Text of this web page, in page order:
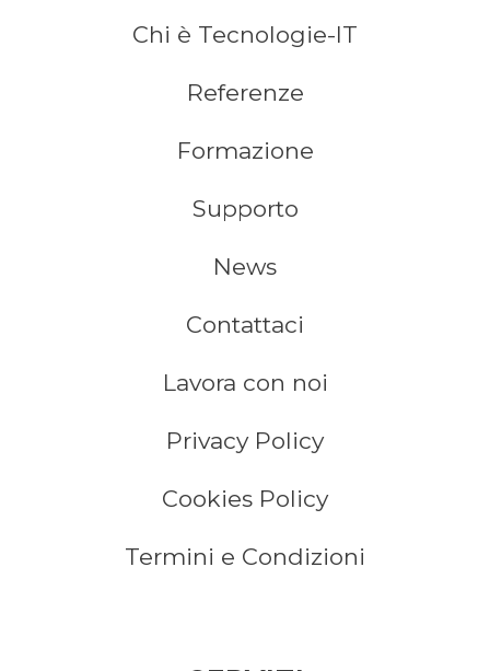
Chi è Tecnologie-IT
Referenze
Formazione
Supporto
News
Contattaci
Lavora con noi
Privacy Policy
Cookies Policy
Termini e Condizioni